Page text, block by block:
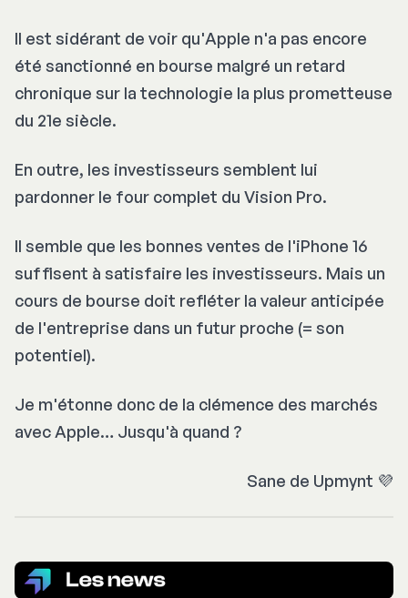
Il est sidérant de voir qu'Apple n'a pas encore
été sanctionné en bourse malgré un retard
chronique sur la technologie la plus prometteuse
du 21e siècle.
En outre, les investisseurs semblent lui
pardonner le four complet du Vision Pro.
Il semble que les bonnes ventes de l'iPhone 16
suffisent à satisfaire les investisseurs. Mais un
cours de bourse doit refléter la valeur anticipée
de l'entreprise dans un futur proche (= son
potentiel).
Je m'étonne donc de la clémence des marchés
avec Apple… Jusqu'à quand ?
Sane de Upmynt 💜